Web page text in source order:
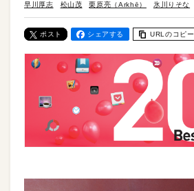
早川厚志
松山茂 栗原亮（Arkhē） 氷川りそな
ポスト シェアする URLのコピー